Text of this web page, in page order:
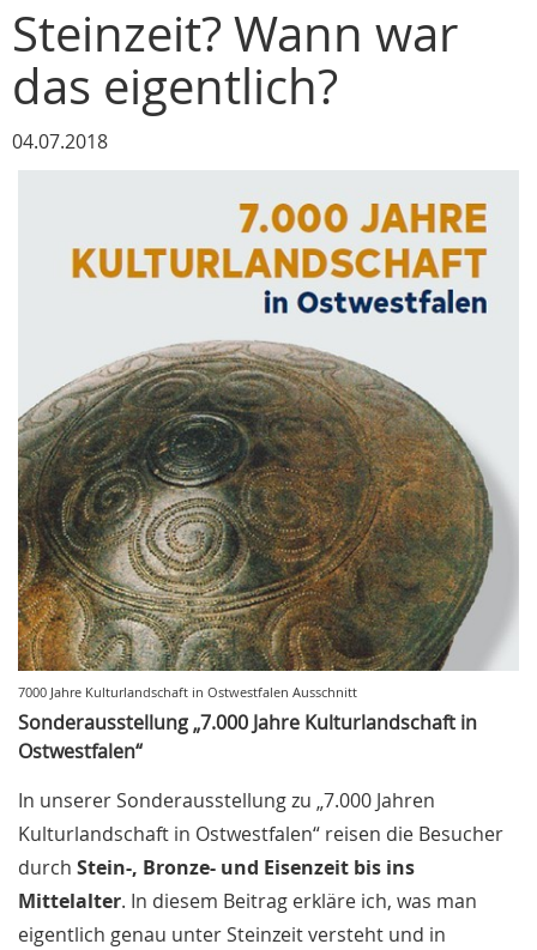
Steinzeit? Wann war
das eigentlich?
04.07.2018
7000 Jahre Kulturlandschaft in Ostwestfalen Ausschnitt
Sonderausstellung „7.000 Jahre Kulturlandschaft in
Ostwestfalen“
In unserer Sonderausstellung zu „7.000 Jahren
Kulturlandschaft in Ostwestfalen“ reisen die Besucher
durch Stein-, Bronze- und Eisenzeit bis ins
Mittelalter. In diesem Beitrag erkläre ich, was man
eigentlich genau unter Steinzeit versteht und in